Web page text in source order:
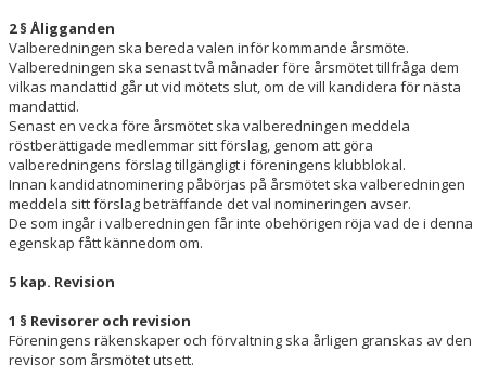
2 § Åligganden
Valberedningen ska bereda valen inför kommande årsmöte.
Valberedningen ska senast två månader före årsmötet tillfråga dem
vilkas mandattid går ut vid mötets slut, om de vill kandidera för nästa
mandattid.
Senast en vecka före årsmötet ska valberedningen meddela
röstberättigade medlemmar sitt förslag, genom att göra
valberedningens förslag tillgängligt i föreningens klubblokal.
Innan kandidatnominering påbörjas på årsmötet ska valberedningen
meddela sitt förslag beträffande det val nomineringen avser.
De som ingår i valberedningen får inte obehörigen röja vad de i denna
egenskap fått kännedom om.
5 kap. Revision
1 § Revisorer och revision
Föreningens räkenskaper och förvaltning ska årligen granskas av den
revisor som årsmötet utsett.